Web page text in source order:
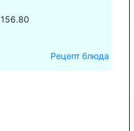
156.80
Рецепт блюда